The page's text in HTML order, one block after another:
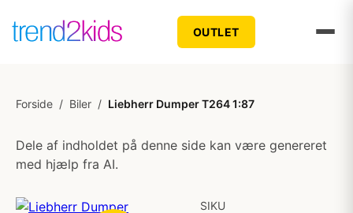
OUTLET
Forside / Biler / Liebherr Dumper T264 1:87
Dele af indholdet på denne side kan være genereret
med hjælp fra AI.
SIKU